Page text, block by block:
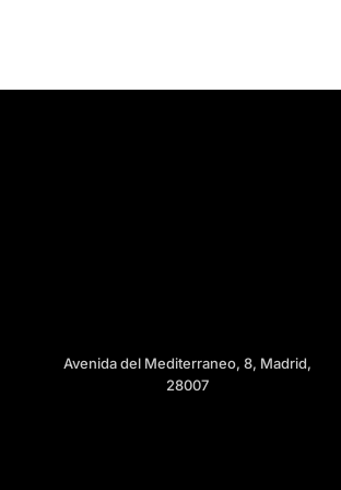
Avenida del Mediterraneo, 8, Madrid,
28007